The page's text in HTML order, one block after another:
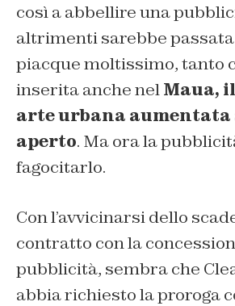
così a abbellire una
altrimenti sarebbe
piacque moltissimo, tanto
inserita anche nelMaua,
arte urbana aumentata
aperto. Ma ora la
fagocitarlo.
Con l’avvicinarsi dello
contratto con la
pubblicità, sembra che
abbia richiesto la proroga